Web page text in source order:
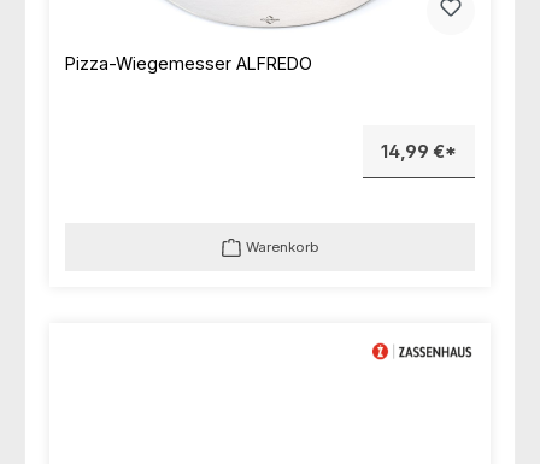
Pizza-Wiegemesser ALFREDO
14,99 €*
Warenkorb